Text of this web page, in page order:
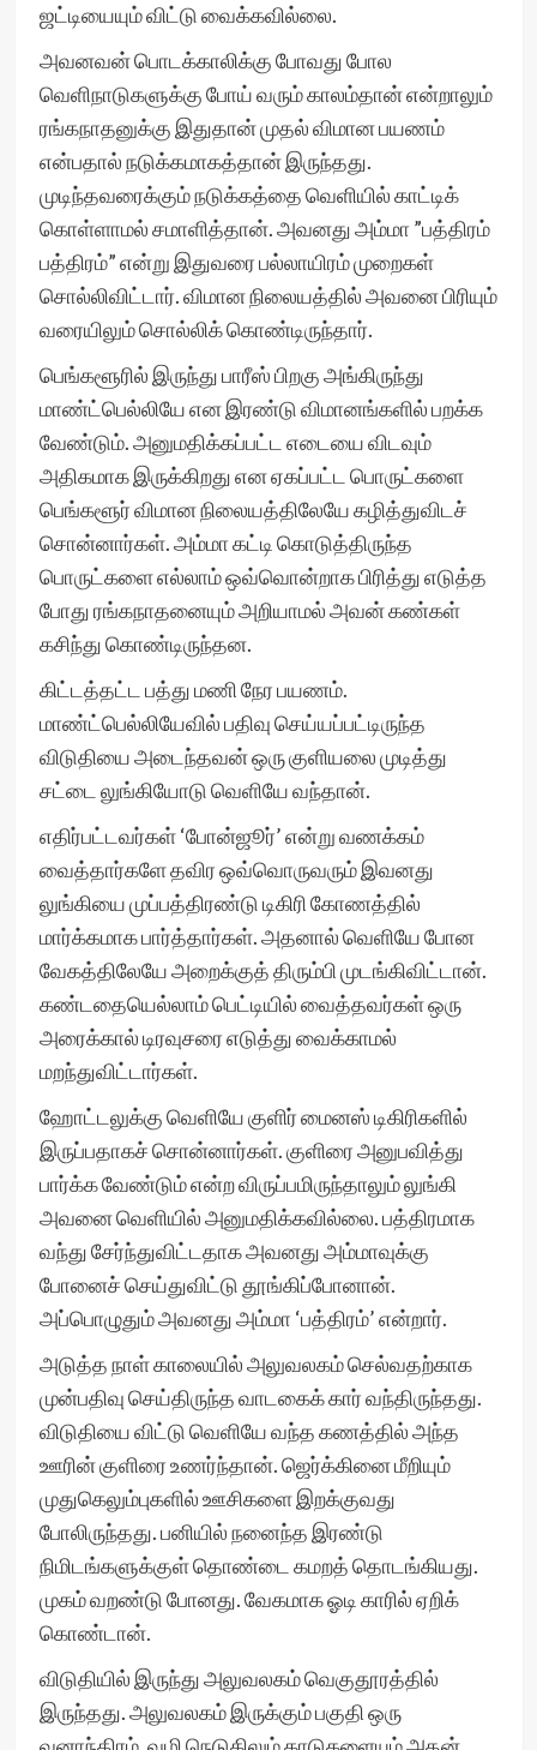
ஜட்டியையும் விட்டு வைக்கவில்லை.
அவனவன் பொடக்காலிக்கு போவது போல
வெளிநாடுகளுக்கு போய் வரும் காலம்தான் என்றாலும்
ரங்கநாதனுக்கு இதுதான் முதல் விமான பயணம்
என்பதால் நடுக்கமாகத்தான் இருந்தது.
முடிந்தவரைக்கும் நடுக்கத்தை வெளியில் காட்டிக்
கொள்ளாமல் சமாளித்தான். அவனது அம்மா ”பத்திரம்
பத்திரம்” என்று இதுவரை பல்லாயிரம் முறைகள்
சொல்லிவிட்டார். விமான நிலையத்தில் அவனை பிரியும்
வரையிலும் சொல்லிக் கொண்டிருந்தார்.
பெங்களூரில் இருந்து பாரீஸ் பிறகு அங்கிருந்து
மாண்ட்பெல்லியே என இரண்டு விமானங்களில் பறக்க
வேண்டும். அனுமதிக்கப்பட்ட எடையை விடவும்
அதிகமாக இருக்கிறது என ஏகப்பட்ட பொருட்களை
பெங்களூர் விமான நிலையத்திலேயே கழித்துவிடச்
சொன்னார்கள். அம்மா கட்டி கொடுத்திருந்த
பொருட்களை எல்லாம் ஒவ்வொன்றாக பிரித்து எடுத்த
போது ரங்கநாதனையும் அறியாமல் அவன் கண்கள்
கசிந்து கொண்டிருந்தன.
கிட்டத்தட்ட பத்து மணி நேர பயணம்.
மாண்ட்பெல்லியேவில் பதிவு செய்யப்பட்டிருந்த
விடுதியை அடைந்தவன் ஒரு குளியலை முடித்து
சட்டை லுங்கியோடு வெளியே வந்தான்.
எதிர்பட்டவர்கள் ‘போன்ஜூர்’ என்று வணக்கம்
வைத்தார்களே தவிர ஒவ்வொருவரும் இவனது
லுங்கியை முப்பத்திரண்டு டிகிரி கோணத்தில்
மார்க்கமாக பார்த்தார்கள். அதனால் வெளியே போன
வேகத்திலேயே அறைக்குத் திரும்பி முடங்கிவிட்டான்.
கண்டதையெல்லாம் பெட்டியில் வைத்தவர்கள் ஒரு
அரைக்கால் டிரவுசரை எடுத்து வைக்காமல்
மறந்துவிட்டார்கள்.
ஹோட்டலுக்கு வெளியே குளிர் மைனஸ் டிகிரிகளில்
இருப்பதாகச் சொன்னார்கள். குளிரை அனுபவித்து
பார்க்க வேண்டும் என்ற விருப்பமிருந்தாலும் லுங்கி
அவனை வெளியில் அனுமதிக்கவில்லை. பத்திரமாக
வந்து சேர்ந்துவிட்டதாக அவனது அம்மாவுக்கு
போனைச் செய்துவிட்டு தூங்கிப்போனான்.
அப்பொழுதும் அவனது அம்மா ‘பத்திரம்’ என்றார்.
அடுத்த நாள் காலையில் அலுவலகம் செல்வதற்காக
முன்பதிவு செய்திருந்த வாடகைக் கார் வந்திருந்தது.
விடுதியை விட்டு வெளியே வந்த கணத்தில் அந்த
ஊரின் குளிரை உணர்ந்தான். ஜெர்க்கினை மீறியும்
முதுகெலும்புகளில் ஊசிகளை இறக்குவது
போலிருந்தது. பனியில் நனைந்த இரண்டு
நிமிடங்களுக்குள் தொண்டை கமறத் தொடங்கியது.
முகம் வறண்டு போனது. வேகமாக ஓடி காரில் ஏறிக்
கொண்டான்.
விடுதியில் இருந்து அலுவலகம் வெகுதூரத்தில்
இருந்தது. அலுவலகம் இருக்கும் பகுதி ஒரு